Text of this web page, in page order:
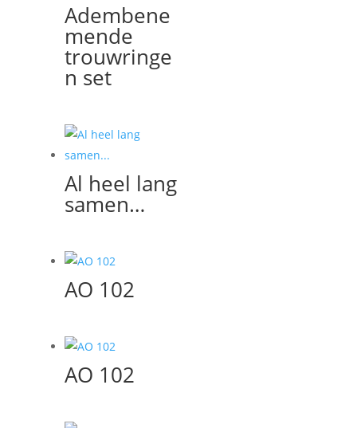
Adembene
mende
trouwringe
n set
Al heel lang
samen…
AO 102
AO 102